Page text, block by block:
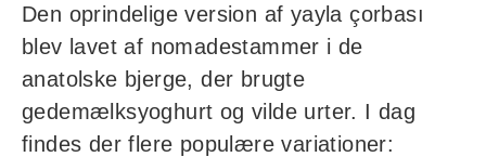
Den oprindelige version af yayla çorbası
blev lavet af nomadestammer i de
anatolske bjerge, der brugte
gedemælksyoghurt og vilde urter. I dag
findes der flere populære variationer: